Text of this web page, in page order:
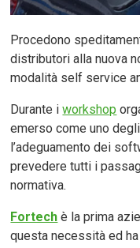
Procedono
distributori alla nuova
modalità self service
Durante iworkshop
emerso come uno
l’adeguamento dei
prevedere tutti i
normativa.
Fortech è la prima
questa necessità ed